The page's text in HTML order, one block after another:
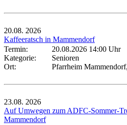
20.08. 2026
Kaffeeratsch in Mammendorf
Termin:
20.08.2026 14:00 Uhr
Kategorie:
Senioren
Ort:
Pfarrheim
23.08. 2026
Auf Umwegen zum ADFC-Sommer-
Mammendorf